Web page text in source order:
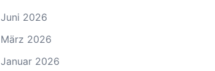
Juni 2026
März 2026
Januar 2026